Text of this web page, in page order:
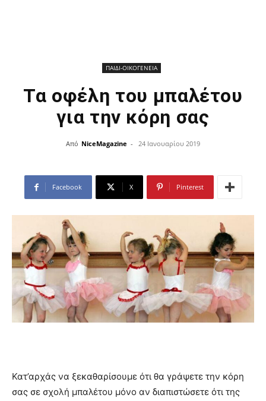
ΠΑΙΔΙ-ΟΙΚΟΓΕΝΕΙΑ
Τα οφέλη του μπαλέτου
για την κόρη σας
Από NiceMagazine - 24 Ιανουαρίου 2019
Facebook X Pinterest
Κατ’αρχάς να ξεκαθαρίσουμε ότι θα γράψετε την κόρη
σας σε σχολή μπαλέτου μόνο αν διαπιστώσετε ότι της